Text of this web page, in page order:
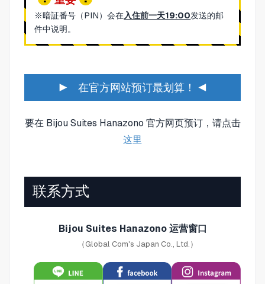
※暗証番号（PIN）会在入住前一天19:00发送的邮
件中说明。
▶ 在官方网站预订最划算！ ◀
要在 Bijou Suites Hanazono 官方网页预订，请点击
这里
联系方式
Bijou Suites Hanazono 运营窗口
（Global Com's Japan Co., Ltd.）